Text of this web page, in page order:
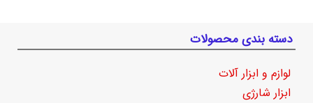
دسته بندی محصولات
لوازم و ابزار آلات
ابزار شارژی